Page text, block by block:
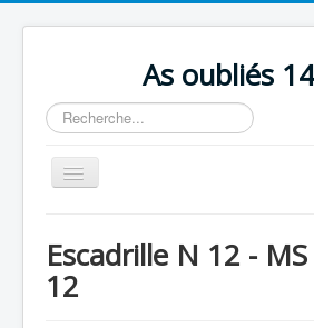
As oubliés
Rechercher
Basculer
la
Chronologie
Escadrilles
Escadrille N 12 -
12